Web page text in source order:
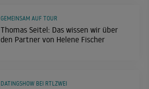
Thomas Seitel: Das wissen wir über
den Partner von Helene Fischer
GEMEINSAM AUF TOUR
DATINGSHOW BEI RTLZWEI